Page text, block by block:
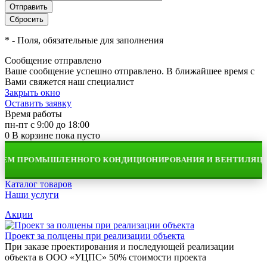
* - Поля, обязательные для заполнения
Сообщение отправлено
Ваше сообщение успешно отправлено. В ближайшее время с
Вами свяжется наш специалист
Закрыть окно
Оставить заявку
Время работы
пн-пт с 9:00 до 18:00
0 В корзине пока пусто
ПРОМЫШЛЕННОГО КОНДИЦИОНИРОВАНИЯ И ВЕНТИЛЯЦИИ
Каталог товаров
Наши услуги
Акции
Проект за полцены при реализации объекта
При заказе проектирования и последующей реализации
объекта в ООО «УЦПС» 50% стоимости проекта